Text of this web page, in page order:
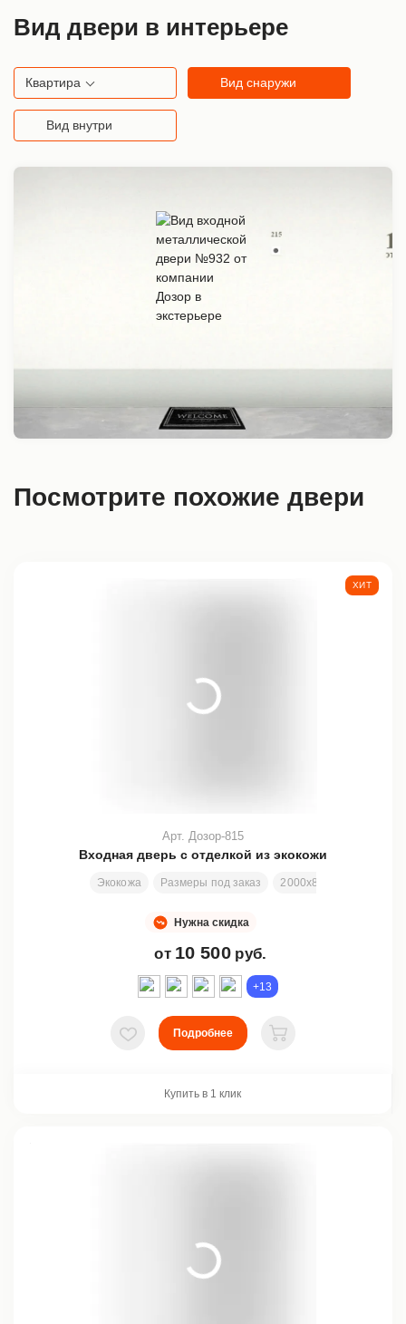
Вид двери в интерьере
Квартира Вид снаружи
Вид внутри
Посмотрите похожие двери
Входная дверь с отделкой из экокожи
Экокожа Размеры под заказ 2000х800 мм
Арт. Дозор-815
Нужна скидка
от 10 500 руб.
ХИТ
+13
В избранное
Подробнее
В корзину
Купить в 1 клик